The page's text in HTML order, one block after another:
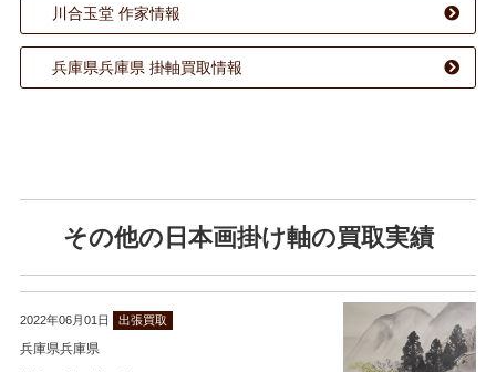
川合玉堂 作家情報
兵庫県兵庫県 掛軸買取情報
その他の日本画掛け軸の買取実績
2022年06月01日 出張買取
兵庫県兵庫県